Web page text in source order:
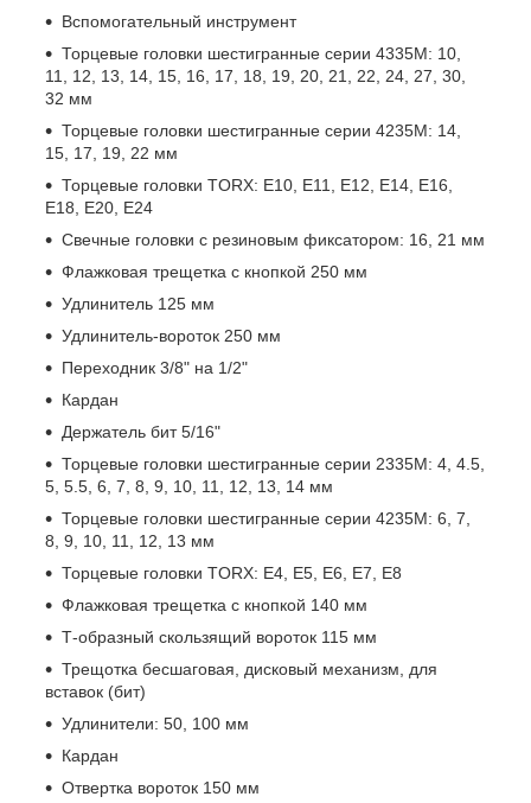
Вспомогательный инструмент
Торцевые головки шестигранные серии 4335М: 10,
11, 12, 13, 14, 15, 16, 17, 18, 19, 20, 21, 22, 24, 27, 30,
32 мм
Торцевые головки шестигранные серии 4235М: 14,
15, 17, 19, 22 мм
Торцевые головки TORX: E10, E11, E12, E14, E16,
E18, E20, E24
Свечные головки с резиновым фиксатором: 16, 21 мм
Флажковая трещетка с кнопкой 250 мм
Удлинитель 125 мм
Удлинитель-вороток 250 мм
Переходник 3/8" на 1/2"
Кардан
Держатель бит 5/16"
Торцевые головки шестигранные серии 2335М: 4, 4.5,
5, 5.5, 6, 7, 8, 9, 10, 11, 12, 13, 14 мм
Торцевые головки шестигранные серии 4235М: 6, 7,
8, 9, 10, 11, 12, 13 мм
Торцевые головки TORX: E4, E5, E6, E7, E8
Флажковая трещетка с кнопкой 140 мм
Т-образный скользящий вороток 115 мм
Трещотка бесшаговая, дисковый механизм, для
вставок (бит)
Удлинители: 50, 100 мм
Кардан
Отвертка вороток 150 мм